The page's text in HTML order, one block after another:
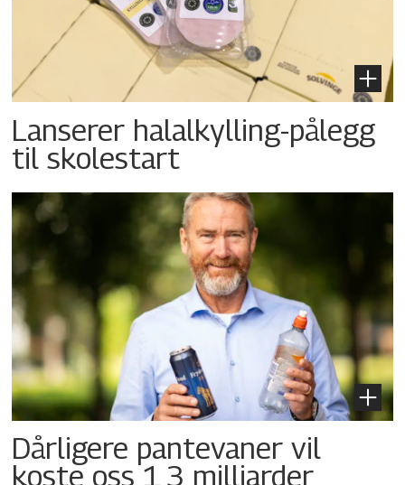
Lanserer halalkylling-­pålegg
til skolestart
Dårligere pantevaner vil
koste oss 1,3 milliarder